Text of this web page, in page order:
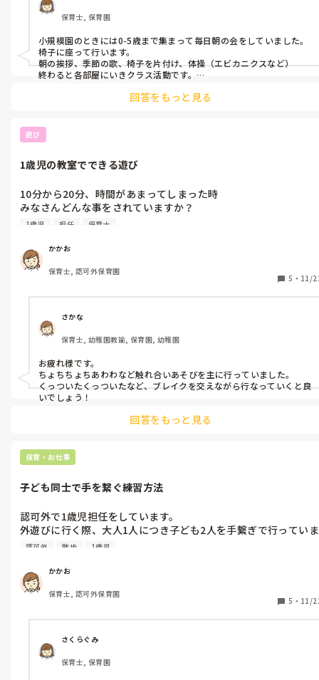
保育士, 保育園
小規模園のときには0-5歳まで集まって毎日朝の会をしていました。
椅子に座って行います。
朝の挨拶、季節の歌、椅子を片付け、体操（エビカニクスなど）
終わると各部屋にいきクラス活動です。
回答をもっと見る
遊び
1歳児の教室でできる遊び
10分から20分、時間があまってしまった時
みなさんどんな事をされていますか？
1歳児 担任 保育士
かかお
保育士, 認可外保育園
5 ・ 11/
さかな
保育士, 幼稚園教諭, 保育園, 幼稚園
お疲れ様です。
ちょちちょちあわわなど触れ合いあそびを主に行っていました。
くっついたくっついたなど、ブレイクを交えながら行なっていくと良
いでしょう！
回答をもっと見る
保育・お仕事
子ども同士で手を繋ぐ練習方法
認可外で1歳児担任をしています。
外遊びに行く際、大人1人につき子ども2人を手繋ぎで行っていま
す。
子ども同士で手を繋いでの散歩は、まだ行ったことがないのです
が、どうやって練習していますか？
園庭は砂場のみ、近くの公園までは自転車や人通りの多い歩道を
認可外 散歩 1歳児
かかお
保育士, 認可外保育園
5 ・ 11/
さくらぐみ
保育士, 保育園